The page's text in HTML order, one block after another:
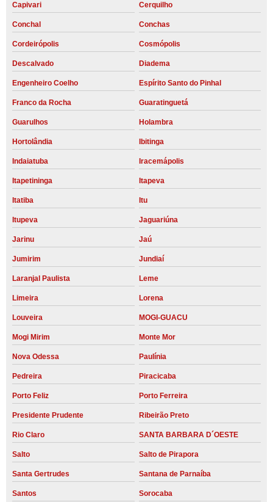
Capivari Cerquilho
Conchal Conchas
Cordeirópolis Cosmópolis
Descalvado Diadema
Engenheiro Coelho Espírito Santo do Pinhal
Franco da Rocha Guaratinguetá
Guarulhos Holambra
Hortolândia Ibitinga
Indaiatuba Iracemápolis
Itapetininga Itapeva
Itatiba Itu
Itupeva Jaguariúna
Jarinu Jaú
Jumirim Jundiaí
Laranjal Paulista Leme
Limeira Lorena
Louveira MOGI-GUACU
Mogi Mirim Monte Mor
Nova Odessa Paulínia
Pedreira Piracicaba
Porto Feliz Porto Ferreira
Presidente Prudente Ribeirão Preto
Rio Claro SANTA BARBARA D´OESTE
Salto Salto de Pirapora
Santa Gertrudes Santana de Parnaíba
Santos Sorocaba